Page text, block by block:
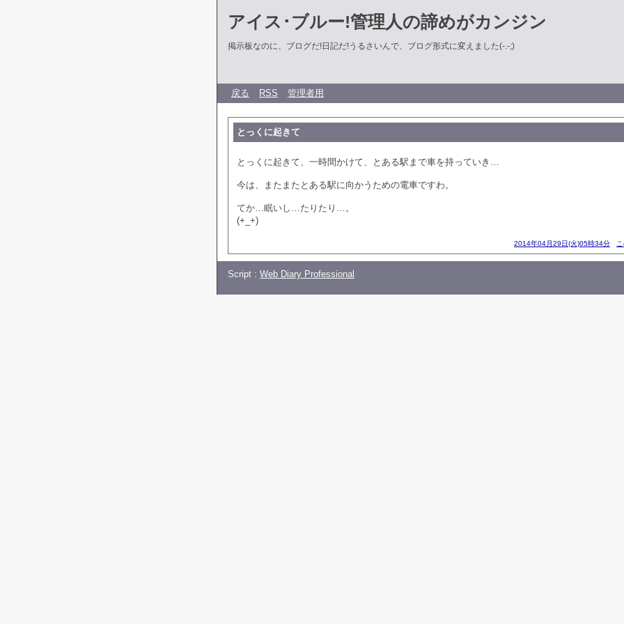
アイス･ブルー!管理人の諦めがカンジン
掲示板なのに、ブログだ!日記だ!うるさいんで、ブログ形式に変えました(-.-;)
戻る RSS 管理者用
とっくに起きて
とっくに起きて、一時間かけて、とある駅まで車を持っていき…
今は、またまたとある駅に向かうための電車ですわ。
てか…眠いし…たりたり…。
(+_+)
2014年04月29日(火)05時34分
Script : Web Diary Professional